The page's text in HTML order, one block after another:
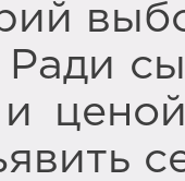
Ради
ценой